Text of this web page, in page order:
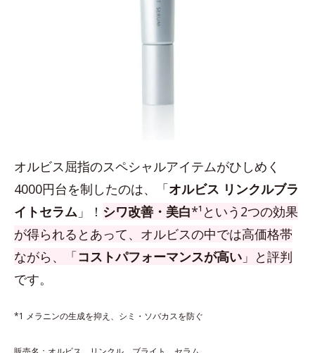
オルビス屈指のスペシャルアイテムがひしめく
4000円台を制したのは、「オルビス リンクルブラ
イトセラム 」！ シワ改善・美白*¹という2つの効果
が得られるとあって、オルビスの中では高価格帯
ながら、「コストパフォーマンスが高い 」と評判
です。
*1 メラニンの生成を抑え、シミ・ソバカスを防ぐ